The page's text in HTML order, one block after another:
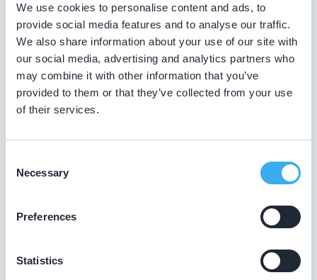
We use cookies to personalise content and ads, to
provide social media features and to analyse our traffic.
We also share information about your use of our site with
our social media, advertising and analytics partners who
may combine it with other information that you’ve
provided to them or that they’ve collected from your use
of their services.
Selection
Necessary
Preferences
Statistics
Zoekt u een tandarts in Zuid-schagen ? In de lijst
hierboven vindt u alle tandheelkundigen in Zuid-schagen ,
die aantoonbaar hun vak bijhouden. Bovendien kunt u
ook de kaartweergave aanklikken. Dan ziet u op een kaart
van Zuid-schagen waar deze tandartsen gevestigd zijn.
Wat is een KRT-registratie?
De overheid verplicht tandartsen niet tot het volgen van
daarentegen wel belangrijk dat tandheelkundigen hun
hoogte van de nieuwste tandheelkundige technieken.
Daarom laten tandartsen met een KRT-registratie graag